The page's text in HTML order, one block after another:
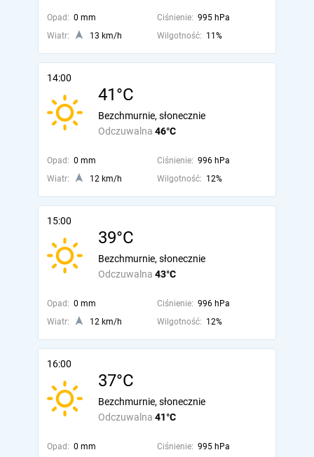
Opad: 0 mm Ciśnienie: 995 hPa
Wiatr:
13 km/h Wilgotność: 11%
14:00
41°C
Odczuwalna 46°C
Bezchmurnie, słonecznie
Opad: 0 mm Ciśnienie: 996 hPa
Wiatr:
12 km/h Wilgotność: 12%
15:00
39°C
Odczuwalna 43°C
Bezchmurnie, słonecznie
Opad: 0 mm Ciśnienie: 996 hPa
Wiatr:
12 km/h Wilgotność: 12%
16:00
37°C
Odczuwalna 41°C
Bezchmurnie, słonecznie
Opad: 0 mm Ciśnienie: 995 hPa